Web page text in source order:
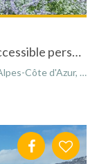
Villa provençale avec piscine privée accessible personnes mobilité réduite
d'Azur, France